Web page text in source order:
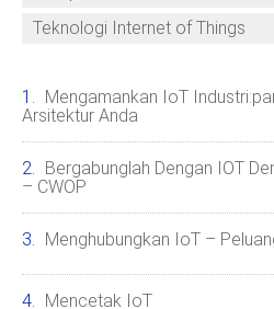
Teknologi Internet of Things
Mengamankan IoT
Arsitektur Anda
Bergabunglah Dengan IOT
– CWOP
Menghubungkan IoT –
Mencetak IoT